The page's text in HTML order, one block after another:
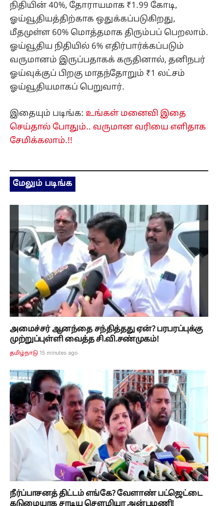
நிதியின் 40%, தோராயமாக ₹1.99 கோடி,
ஓய்வூதியத்திற்காக ஒதுக்கப்படுகிறது,
மீதமுள்ள 60% மொத்தமாக திரும்பப் பெறலாம்.
ஓய்வூதிய நிதியில் 6% எதிர்பார்க்கப்படும்
வருமானம் இருப்பதாகக் கருதினால், தனிநபர்
ஓய்வுக்குப் பிறகு மாதந்தோறும் ₹1 லட்சம்
ஓய்வூதியமாகப் பெறுவார்.
இதையும் படிங்க: உங்கள் மனைவி இதை
செய்தால் போதும்.. வருமான வரியை எளிதாக
சேமிக்கலாம்.!!
மேலும் படிங்க
அமைச்சர் ஆனந்தை சந்தித்தது ஏன்? பரபரப்புக்கு
முற்றுப்புள்ளி வைத்த சி.வி.சண்முகம்!
தமிழ்நாடு 15 minutes ago
நீர்ப்பாசனத் திட்டம் எங்கே? வேளாண் பட்ஜெட்டை